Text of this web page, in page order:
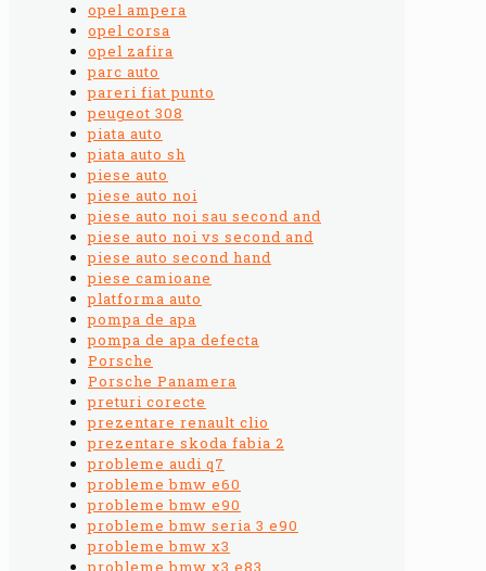
opel ampera
opel corsa
opel zafira
parc auto
pareri fiat punto
peugeot 308
piata auto
piata auto sh
piese auto
piese auto noi
piese auto noi sau second and
piese auto noi vs second and
piese auto second hand
piese camioane
platforma auto
pompa de apa
pompa de apa defecta
Porsche
Porsche Panamera
preturi corecte
prezentare renault clio
prezentare skoda fabia 2
probleme audi q7
probleme bmw e60
probleme bmw e90
probleme bmw seria 3 e90
probleme bmw x3
probleme bmw x3 e83